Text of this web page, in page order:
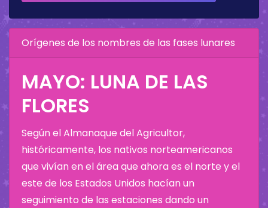
Orígenes de los nombres de las fases lunares
MAYO: LUNA DE LAS
FLORES
Según el Almanaque del Agricultor,
históricamente, los nativos norteamericanos
que vivían en el área que ahora es el norte y el
este de los Estados Unidos hacían un
seguimiento de las estaciones dando un